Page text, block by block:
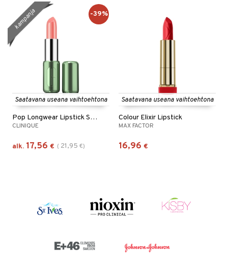
Saatavana useana vaihtoehtona
Pop Longwear Lipstick Shine
CLINIQUE
alk. 17,56 € ( 21,95 €)
kampanja -39%
Saatavana useana vaihtoehtona
Colour Elixir Lipstick
MAX FACTOR
16,96 €